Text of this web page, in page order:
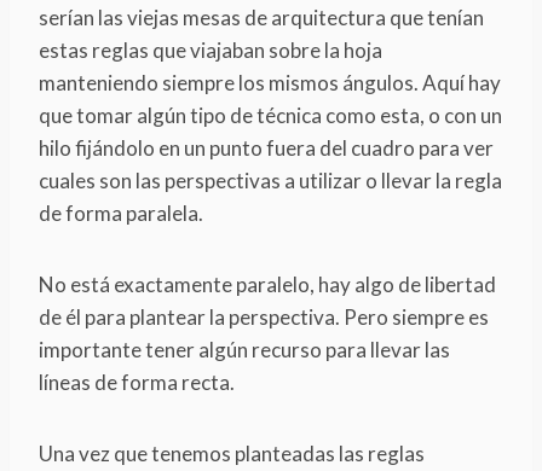
serían las viejas mesas de arquitectura que tenían
estas reglas que viajaban sobre la hoja
manteniendo siempre los mismos ángulos. Aquí hay
que tomar algún tipo de técnica como esta, o con un
hilo fijándolo en un punto fuera del cuadro para ver
cuales son las perspectivas a utilizar o llevar la regla
de forma paralela.
No está exactamente paralelo, hay algo de libertad
de él para plantear la perspectiva. Pero siempre es
importante tener algún recurso para llevar las
líneas de forma recta.
Una vez que tenemos planteadas las reglas